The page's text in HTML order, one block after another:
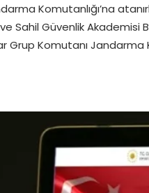
Komutanlığı’na
Sahil Güvenlik Akademisi
Grup Komutanı Jandarma